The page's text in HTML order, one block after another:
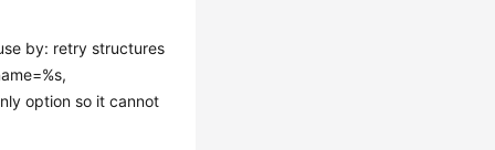
by: retry structures
option so it cannot